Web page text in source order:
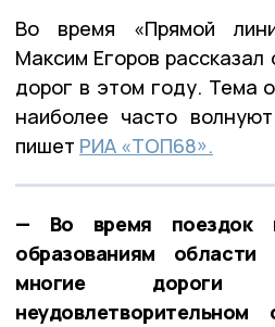
Во время «Прямой
Максим Егоров
дорог в этом году. Тема
наиболее часто
пишет РИА «ТОП68».
— Во время поездок
образованиям
многие дороги
неудовлетворительном